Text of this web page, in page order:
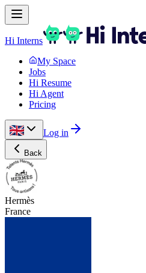
Hi Interns
My Space
Jobs
Hi Resume
Hi Agent
Pricing
Log in
Back
Hermès
France